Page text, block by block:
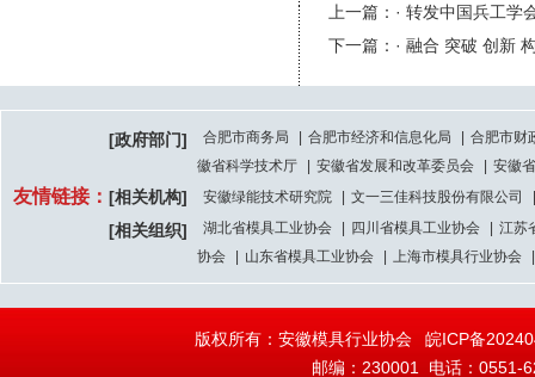
上一篇：· 转发中国兵工
下一篇：· 融合 突破 创新
友情链接：
[政府部门] 合肥市商务局 | 合肥市经济和信息化局 | 合肥市财
徽省科学技术厅
| 安徽省发展和改革委员会 | 安徽
[相关机构] 安徽绿能技术研究院 | 文一三佳科技股份有限公司 |
[相关组织] 湖北省模具工业协会 | 四川省模具工业协会 | 江苏
协会
| 山东省模具工业协会 | 上海市模具行业协会 |
版权所有：安徽模具行业协会
皖ICP备
邮编：230001 电话：0551-